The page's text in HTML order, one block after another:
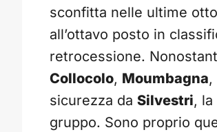
sconfitta nelle ultime
all’ottavo posto in
retrocessione.
Collocolo, Moumbagna,
sicurezza da Silvestri,
gruppo. Sono proprio